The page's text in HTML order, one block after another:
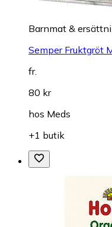
Barnmat &
Semper Fruktgröt
fr.
80 kr
hos Meds
+1 butik